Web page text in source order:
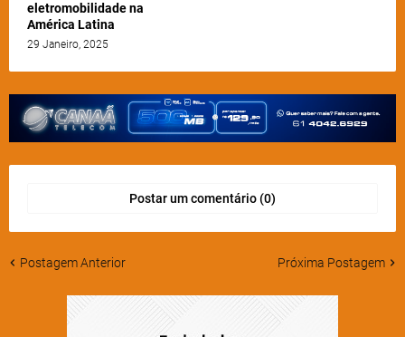
eletromobilidade na
América Latina
29 Janeiro, 2025
Postar um comentário (0)
Postagem Anterior Próxima Postagem